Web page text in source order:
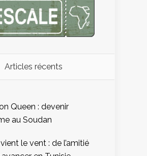
Articles récents
Queen : devenir
au Soudan
vient le vent : de l’amitié